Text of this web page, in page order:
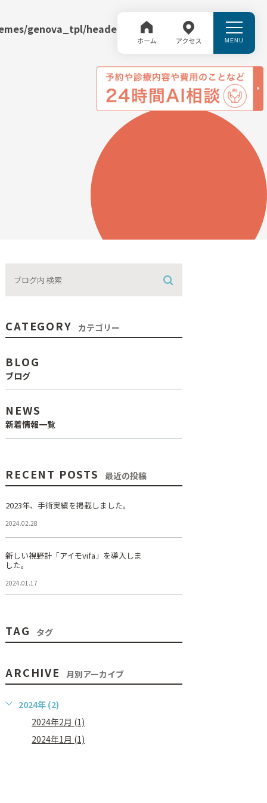
genova_tpl/header.phpon line 32
CATEGORY カテゴリー
BLOG
ブログ
NEWS
新着情報一覧
RECENT POSTS 最近の投稿
2023年、手術実績を掲載しました。
2024.02.28
新しい視野計「アイモvifa」を導入しま
した。
2024.01.17
TAG タグ
ARCHIVE 月別アーカイブ
2024年 (2)
2024年2月 (1)
2024年1月 (1)